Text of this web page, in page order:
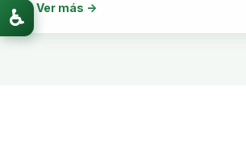
Ver más →
♿